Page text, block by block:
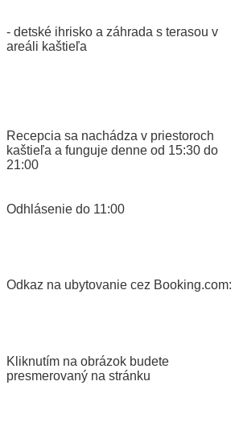
- detské ihrisko a záhrada s terasou v
areáli kaštieľa
Recepcia sa nachádza v priestoroch
kaštieľa a funguje denne od 15:30 do
21:00
Odhlásenie do 11:00
Odkaz na ubytovanie cez Booking.com:
Kliknutím na obrázok budete
presmerovaný na stránku